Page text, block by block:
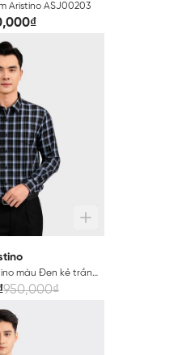
Aristino ASJ00203
màu Đen kẻ trắng
950,000₫